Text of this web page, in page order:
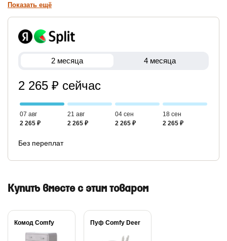
Показать ещё
2 месяца 4 месяца
2 265 ₽ сейчас
07 авг
2 265 ₽
21 авг
2 265 ₽
04 сен
2 265 ₽
18 сен
2 265 ₽
Без переплат
Купить вместе с этим товаром
Комод Comfy Пуф Comfy Deer